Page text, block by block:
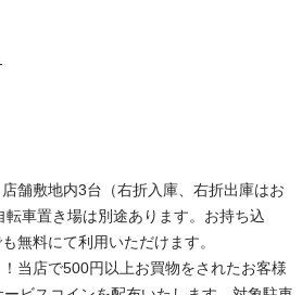
舗敷地内3台（右折入庫、右折出庫はお
車置き場は別途あります。お持ち込
無料にて利用いただけます。
当店で500円以上お買物をされたお客様